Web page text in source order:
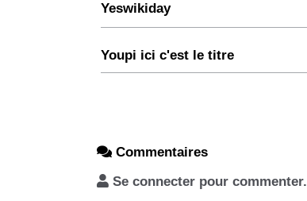
Yeswikiday
Youpi ici c'est le titre
Commentaires
Se connecter pour commenter.